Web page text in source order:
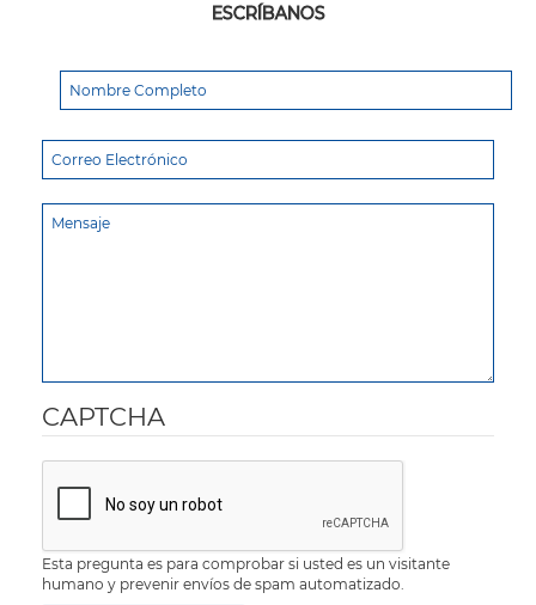
ESCRÍBANOS
CAPTCHA
Esta pregunta es para comprobar si usted es un visitante
humano y prevenir envíos de spam automatizado.